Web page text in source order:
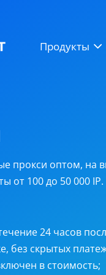
Продукты
Безлимитные прокси
прокси оптом, на
от 100 до 50 000 IP.
24 часов
без скрытых
в стоимость;